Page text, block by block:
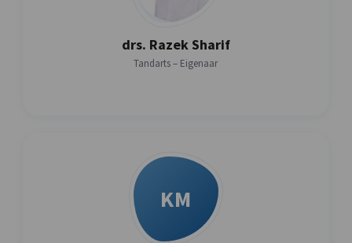
drs. Razek Sharif
Tandarts – Eigenaar
KM